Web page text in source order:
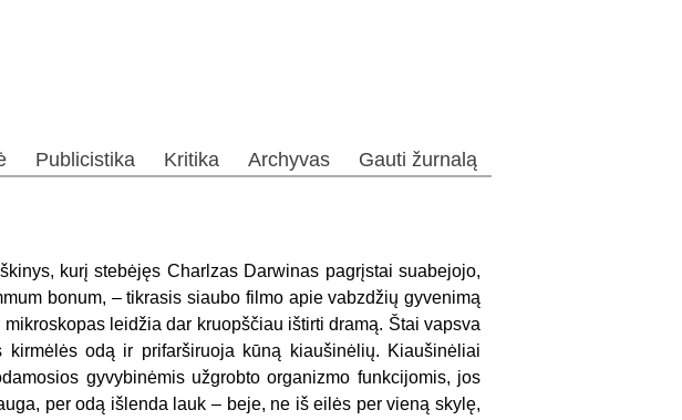
Publicistika Kritika Archyvas Gauti žurnalą
kurį stebėjęs Charlzas Darwinas pagrįstai suabejojo,
bonum, – tikrasis siaubo filmo apie vabzdžių gyvenimą
leidžia dar kruopščiau ištirti dramą. Štai vapsva
kirmėlės odą ir prifarširuoja kūną kiaušinėlių. Kiaušinėliai
gyvybinėmis užgrobto organizmo funkcijomis, jos
per odą išlenda lauk – beje, ne iš eilės per vieną skylę,